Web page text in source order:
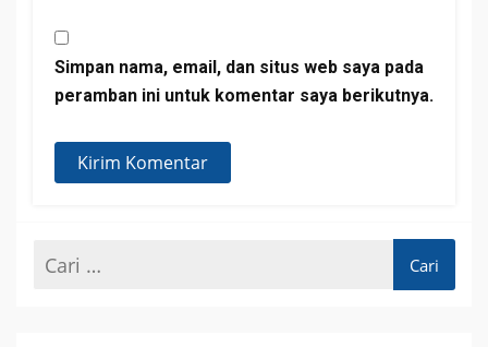
Simpan nama, email, dan situs web saya pada
peramban ini untuk komentar saya berikutnya.